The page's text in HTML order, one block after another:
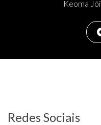
Keoma
Redes Sociais